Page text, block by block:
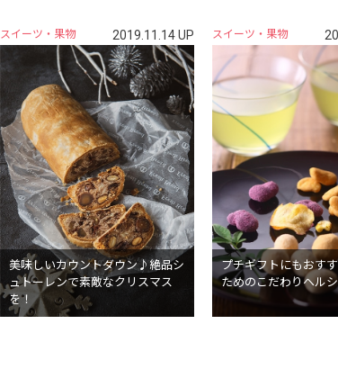
スイーツ・果物 2019.11.14 UP
美味しいカウントダウン♪絶品シ
ュトーレンで素敵なクリスマス
を！
スイーツ・果物
プチギフトにもおす
ためのこだわりヘル